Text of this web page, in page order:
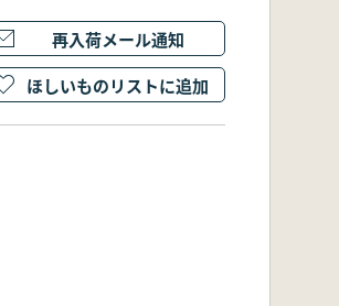
再入荷メール通知
ほしいものリストに追加